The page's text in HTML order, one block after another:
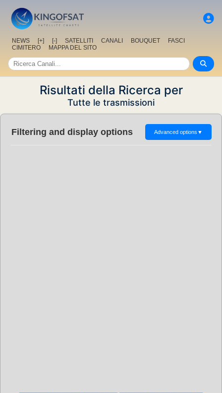
NEWS [+] [-] SATELLITI CANALI BOUQUET
FASCI
CIMITERO
MAPPA DEL SITO
Risultati della Ricerca per
Tutte le trasmissioni
Filtering and display options Advanced options ▼